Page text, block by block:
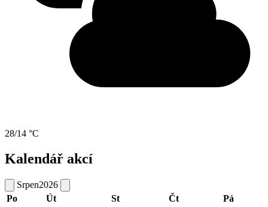
28/14 °C
Kalendář akcí
Srpen2026
Po
Út St Čt
Pá